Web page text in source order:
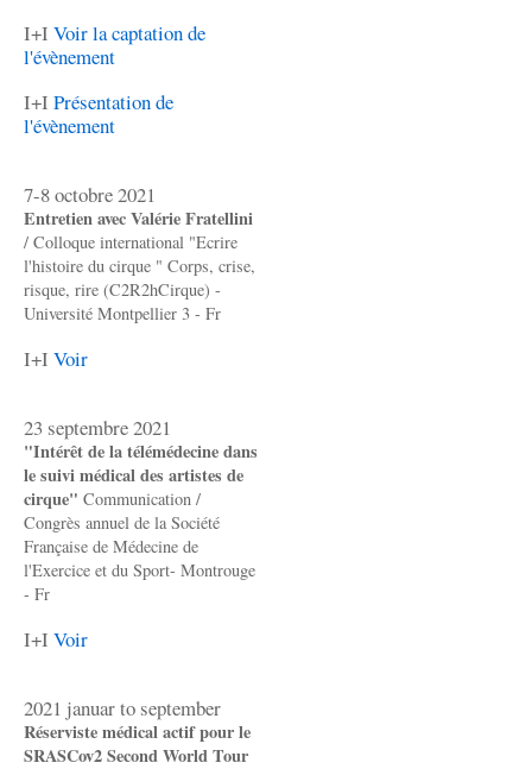
I+I Voir la captation de
l'évènement
I+I Présentation de
l'évènement
7-8 octobre 2021
Entretien avec Valérie Fratellini
/ Colloque international "Ecrire
l'histoire du cirque " Corps, crise,
risque, rire (C2R2hCirque) -
Université Montpellier 3 - Fr
I+I Voir
23 septembre 2021
"Intérêt de la télémédecine dans
le suivi médical des artistes de
cirque" Communication /
Congrès annuel de la Société
Française de Médecine de
l'Exercice et du Sport- Montrouge
- Fr
I+I Voir
2021 januar to september
Réserviste médical actif pour le
SRASCov2 Second World Tour